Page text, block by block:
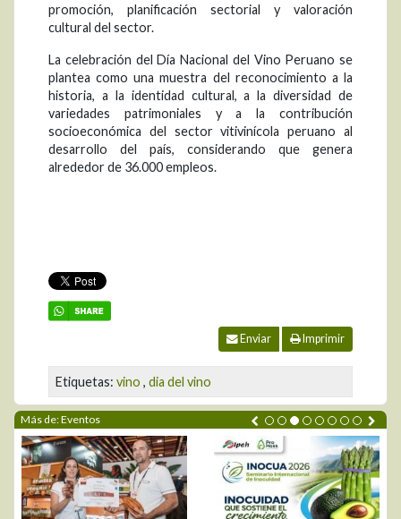
promoción, planificación sectorial y valoración
cultural del sector.
La celebración del Día Nacional del Vino Peruano se
plantea como una muestra del reconocimiento a la
historia, a la identidad cultural, a la diversidad de
variedades patrimoniales y a la contribución
socioeconómica del sector vitivinícola peruano al
desarrollo del país, considerando que genera
alrededor de 36.000 empleos.
Enviar Imprimir
Etiquetas: vino , dia del vino
Más de: Eventos